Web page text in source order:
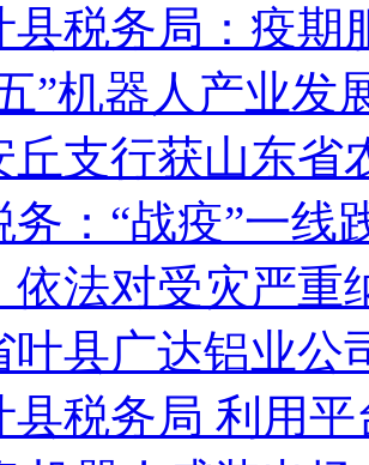
县税务局：疫期
”机器人产业发
丘支行获山东省
务：“战疫”一线
依法对受灾严重
叶县广达铝业公
县税务局 利用